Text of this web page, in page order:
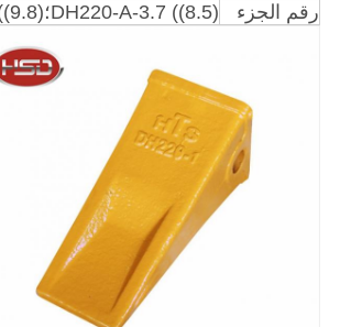
رقم الجزء
DH220-A-3.7 ((8.5)؛DH220-A-4.2 ((9.8)